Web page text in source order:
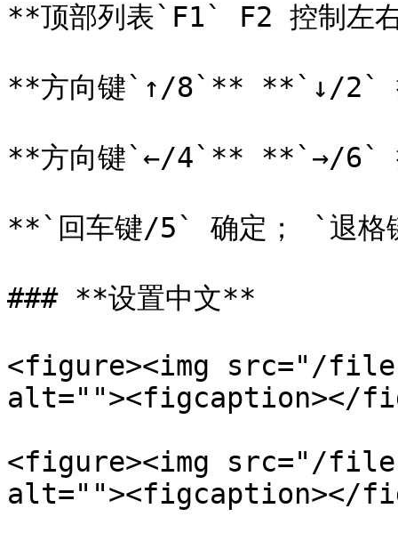
**顶部列表`F1` F2 控制左
**方向键`↑/8`** **`↓/2`
**方向键`←/4`** **`→/6`
**`回车键/5` 确定； `退
### **设置中文**
<figure><img src="/files/
alt=""><figcaption></
<figure><img src="/files/
alt=""><figcaption></